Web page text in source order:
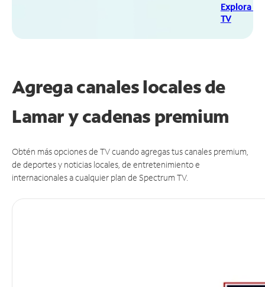
Explora
TV
Agrega canales locales de
Lamar y cadenas premium
Obtén más opciones de TV cuando agregas tus canales premium,
de deportes y noticias locales, de entretenimiento e
internacionales a cualquier plan de Spectrum TV.